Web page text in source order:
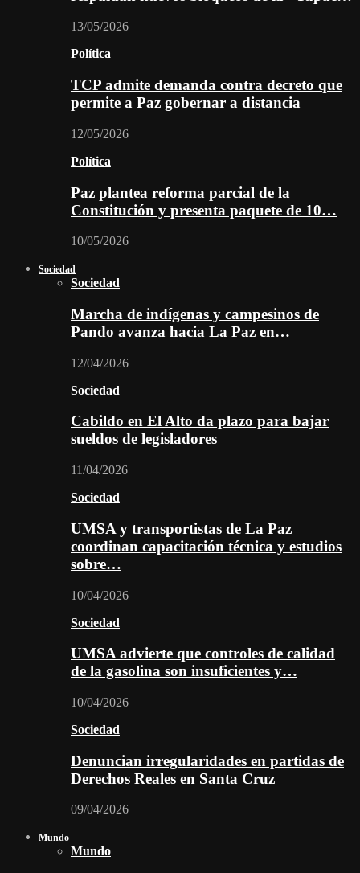
13/05/2026
Política
TCP admite demanda contra decreto que
permite a Paz gobernar a distancia
12/05/2026
Política
Paz plantea reforma parcial de la
Constitución y presenta paquete de 10…
10/05/2026
Sociedad
Sociedad
Marcha de indígenas y campesinos de
Pando avanza hacia La Paz en…
12/04/2026
Sociedad
Cabildo en El Alto da plazo para bajar
sueldos de legisladores
11/04/2026
Sociedad
UMSA y transportistas de La Paz
coordinan capacitación técnica y estudios
sobre…
10/04/2026
Sociedad
UMSA advierte que controles de calidad
de la gasolina son insuficientes y…
10/04/2026
Sociedad
Denuncian irregularidades en partidas de
Derechos Reales en Santa Cruz
09/04/2026
Mundo
Mundo